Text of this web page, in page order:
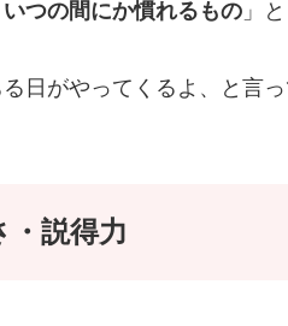
つの間にか慣れるもの 」
日がやってくるよ、と言
・説得力